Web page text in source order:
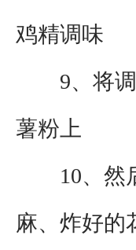
鸡精调味
9、将
薯粉上
10、然
麻、炸好的